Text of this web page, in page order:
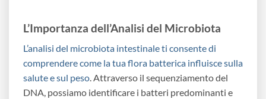
L’Importanza dell’Analisi del Microbiota
L’analisi del microbiota intestinale ti consente di
comprendere come la tua flora batterica influisce sulla
salute e sul peso. Attraverso il sequenziamento del
DNA, possiamo identificare i batteri predominanti e